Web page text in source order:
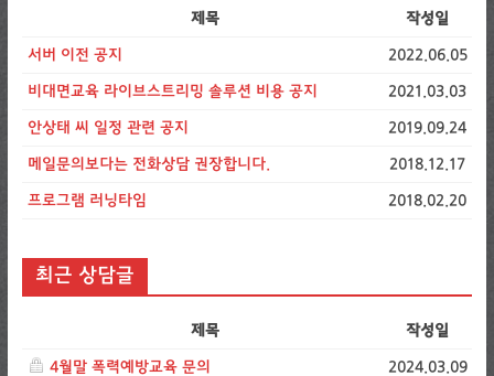
제목 작성일
서버 이전 공지 2022.06.05
비대면교육 라이브스트리밍 솔루션 비용 공지 2021.03.03
안상태 씨 일정 관련 공지 2019.09.24
메일문의보다는 전화상담 권장합니다. 2018.12.17
프로그램 러닝타임 2018.02.20
최근 상담글
제목 작성일
4월말 폭력예방교육 문의 2024.03.09